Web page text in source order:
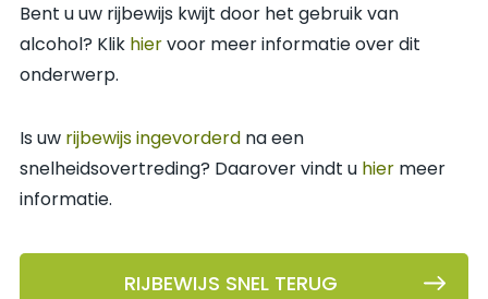
Bent u uw rijbewijs kwijt door het gebruik van
alcohol? Klik hiervoor meer informatie over dit
onderwerp.
Is uw rijbewijs ingevorderd na een
snelheidsovertreding? Daarover vindt u hier meer
informatie.
RIJBEWIJS SNEL TERUG